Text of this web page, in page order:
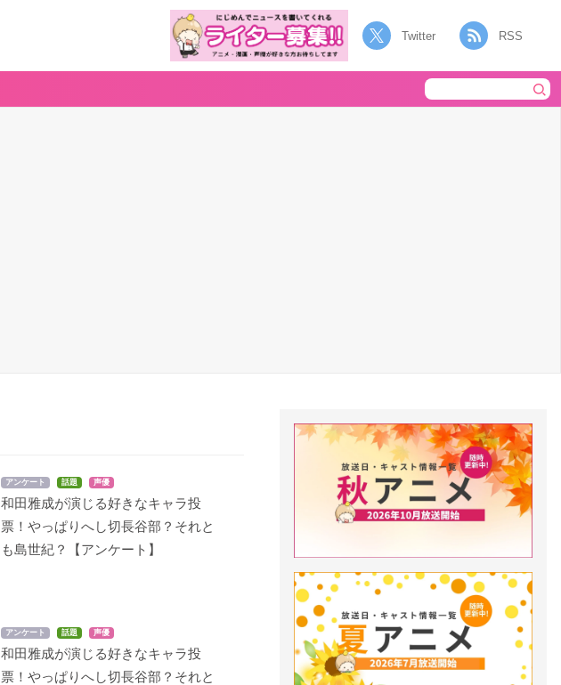
Twitter RSS
アンケート 話題 声優
和田雅成が演じる好きなキャラ投
票！やっぱりへし切長谷部？それと
も島世紀？【アンケート】
アンケート 話題 声優
和田雅成が演じる好きなキャラ投
票！やっぱりへし切長谷部？それと